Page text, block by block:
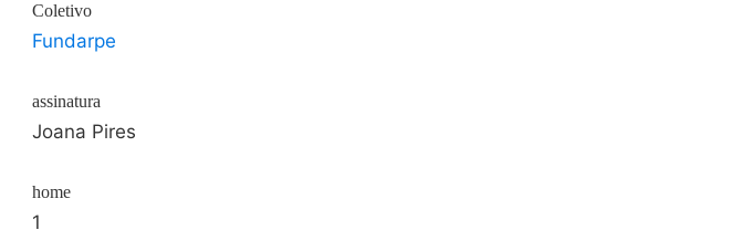
Coletivo
Fundarpe
assinatura
Joana Pires
home
1